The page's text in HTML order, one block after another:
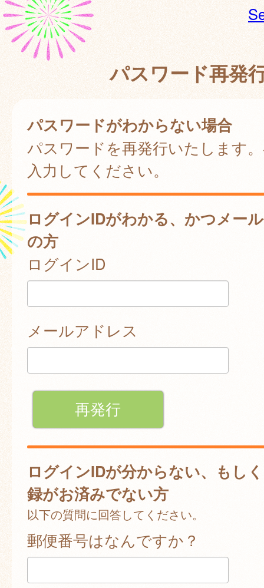
パスワード再発
パスワードがわからない場合
パスワードを再発行いたします
入力してください。
ログインIDがわかる、かつメー
の方
ログインID
メールアドレス
ログインIDが分からない、もし
録がお済みでない方
以下の質問に回答してください。
郵便番号はなんですか？